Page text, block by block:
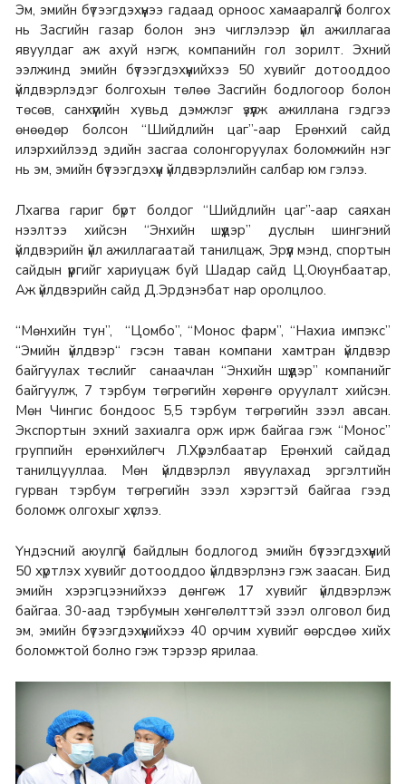
Эм, эмийн бүтээгдэхүүнээ гадаад орноос хамааралгүй болгох
нь Засгийн газар болон энэ чиглэлээр үйл ажиллагаа
явуулдаг аж ахуй нэгж, компанийн гол зорилт. Эхний
ээлжинд эмийн бүтээгдэхүүнийхээ 50 хувийг дотооддоо
үйлдвэрлэдэг болгохын төлөө Засгийн бодлогоор болон
төсөв, санхүүгийн хувьд дэмжлэг үзүүлж ажиллана гэдгээ
өнөөдөр болсон “Шийдлийн цаг”-аар Ерөнхий сайд
илэрхийлээд эдийн засгаа солонгоруулах боломжийн нэг
нь эм, эмийн бүтээгдэхүүн үйлдвэрлэлийн салбар юм гэлээ.
Лхагва гариг бүрт болдог “Шийдлийн цаг”-аар саяхан
нээлтээ хийсэн “Энхийн шүүдэр” дуслын шингэний
үйлдвэрийн үйл ажиллагаатай танилцаж, Эрүүл мэнд, спортын
сайдын үүргийг хариуцаж буй Шадар сайд Ц.Оюунбаатар,
Аж үйлдвэрийн сайд Д.Эрдэнэбат нар оролцлоо.
“Мөнхийн тун”, “Цомбо”, “Монос фарм”, “Нахиа импэкс”
“Эмийн үйлдвэр“ гэсэн таван компани хамтран үйлдвэр
байгуулах төслийг санаачлан “Энхийн шүүдэр” компанийг
байгуулж, 7 тэрбум төгрөгийн хөрөнгө оруулалт хийсэн.
Мөн Чингис бондоос 5,5 тэрбум төгрөгийн зээл авсан.
Экспортын эхний захиалга орж ирж байгаа гэж “Монос”
группийн ерөнхийлөгч Л.Хүрэлбаатар Ерөнхий сайдад
танилцууллаа. Мөн үйлдвэрлэл явуулахад эргэлтийн
гурван тэрбум төгрөгийн зээл хэрэгтэй байгаа гээд
боломж олгохыг хүслээ.
Үндэсний аюулгүй байдлын бодлогод эмийн бүтээгдэхүүний
50 хүртлэх хувийг дотооддоо үйлдвэрлэнэ гэж заасан. Бид
эмийн хэрэгцээнийхээ дөнгөж 17 хувийг үйлдвэрлэж
байгаа. 30-аад тэрбумын хөнгөлөлттэй зээл олговол бид
эм, эмийн бүтээгдэхүүнийхээ 40 орчим хувийг өөрсдөө хийх
боломжтой болно гэж тэрээр ярилаа.